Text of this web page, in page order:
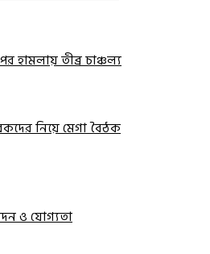
হামলায় তীব্র চাঞ্চল্য
নিয়ে মেগা বৈঠক
ও যোগ্যতা